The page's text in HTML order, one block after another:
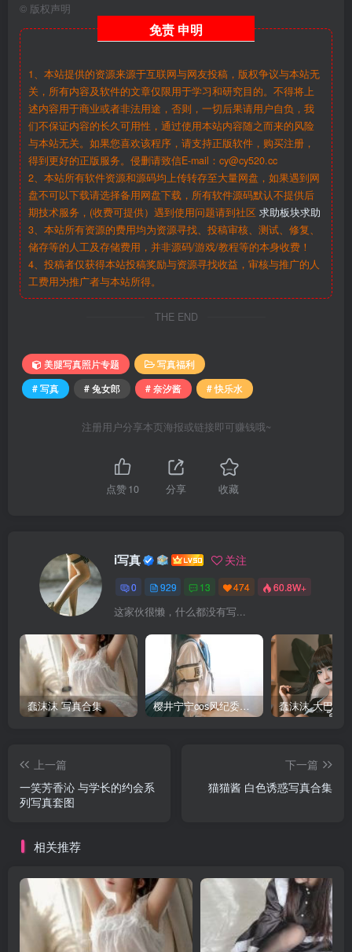
© 版权声明
免责 申明
1、本站提供的资源来源于互联网与网友投稿，版权争议与本站无
关，所有内容及软件的文章仅限用于学习和研究目的。不得将上
述内容用于商业或者非法用途，否则，一切后果请用户自负，我
们不保证内容的长久可用性，通过使用本站内容随之而来的风险
与本站无关。如果您喜欢该程序，请支持正版软件，购买注册，
得到更好的正版服务。侵删请致信E-mail：cy@cy520.cc
2、本站所有软件资源和源码均上传转存至大量网盘，如果遇到网
盘不可以下载请选择备用网盘下载，所有软件源码默认不提供后
期技术服务，(收费可提供）遇到使用问题请到社区 求助板块求助
3、本站所有资源的费用均为资源寻找、投稿审核、测试、修复、
储存等的人工及存储费用，并非源码/游戏/教程等的本身收费！
4、投稿者仅获得本站投稿奖励与资源寻找收益，审核与推广的人
工费用为推广者与本站所得。
THE END
美腿写真照片专题
写真福利
# 写真
# 兔女郎 # 奈汐酱 # 快乐水
注册用户分享本页海报或链接即可赚钱哦~
点赞10 分享 收藏
i写真 关注
0 929 13 474 60.8W+
这家伙很懒，什么都没有写...
蠢沫沫 写真合集 樱井宁宁cos风纪委员写真套图
上一篇
一笑芳香沁 与学长的约会系
列写真套图
下一篇
猫猫酱 白色诱惑写真合集
相关推荐